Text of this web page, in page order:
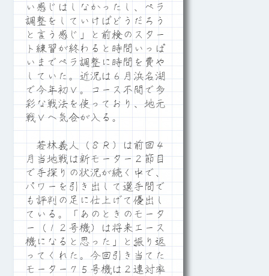
い感じはしなかったし、ペラ
調整をしていけばどうだろう
と言う感じ」と前検のスター
ト練習が終わると時間いっぱ
いまでペラ調整に時間を費や
していた。近況は６月浜名湖
で今年初Ｖ。コース不問で多
彩な戦法を使っており、地元
戦Ｖへ気合が入る。
若林義人（８Ｒ）は前回４
月当地戦は新モーター２節目
で手探りの状況が続く中で、
パワーを引き出して選手間で
も評判の足に仕上げて優出し
ている。「あのときのモータ
ー（１２号機）は将来エース
機になると思った」と振り返
ってくれた。今回引き当てた
モーター７５号機は２連対率